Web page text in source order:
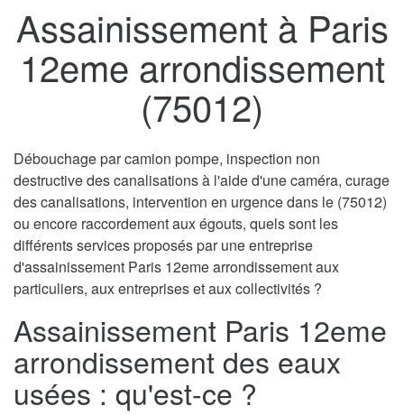
Assainissement à Paris
12eme arrondissement
(75012)
Débouchage par camion pompe, inspection non
destructive des canalisations à l'aide d'une caméra, curage
des canalisations, intervention en urgence dans le (75012)
ou encore raccordement aux égouts, quels sont les
différents services proposés par une entreprise
d'assainissement Paris 12eme arrondissement aux
particuliers, aux entreprises et aux collectivités ?
Assainissement Paris 12eme
arrondissement des eaux
usées : qu'est-ce ?